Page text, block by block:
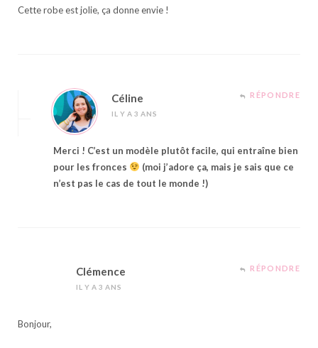
Cette robe est jolie, ça donne envie !
Céline
IL Y A 3 ANS
RÉPONDRE
Merci ! C’est un modèle plutôt facile, qui entraîne bien
pour les fronces
(moi j’adore ça, mais je sais que ce
n’est pas le cas de tout le monde !)
Clémence
IL Y A 3 ANS
RÉPONDRE
Bonjour,